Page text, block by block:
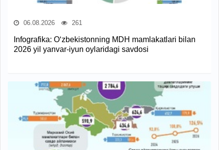
06.08.2026 261
Infografika: O‘zbekistonning MDH mamlakatlari bilan
2026 yil yanvar-iyun oylaridagi savdosi